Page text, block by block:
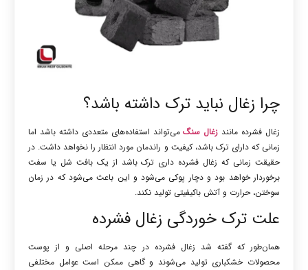
چرا زغال نباید ترک داشته باشد؟
زغال فشرده مانند زغال سنگمی‌تواند استفاده‌های متعددی داشته باشد اما
زمانی که دارای ترک باشد، کیفیت و راندمان مورد انتظار را نخواهد داشت. در
حقیقت زمانی که زغال فشرده داری ترک باشد از یک بافت شل یا سفت
برخوردار خواهد بود و دچار پوکی می‌شود و این باعث می‌شود که در زمان
سوختن، حرارت و آتش باکیفیتی تولید نکند.
علت ترک خوردگی زغال فشرده
همان‌طور که گفته شد زغال فشرده در چند مرحله اصلی و از پوست
محصولات خشکباری تولید می‌شوند و گاهی ممکن است عوامل مختلفی